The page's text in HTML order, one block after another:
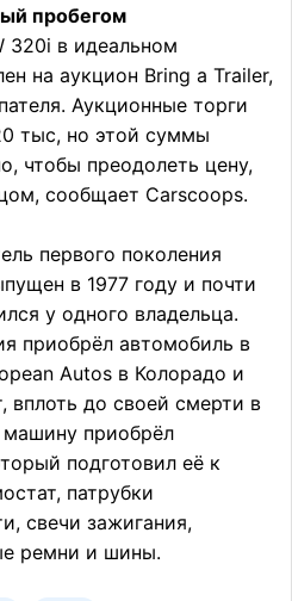
пробегом
320i в идеальном
на аукцион Bring a Trailer,
Аукционные торги
тыс, но этой суммы
чтобы преодолеть цену,
сообщает Carscoops.
первого поколения
в 1977 году и почти
у одного владельца.
приобрёл автомобиль в
Autos в Колорадо и
вплоть до своей смерти в
приобрёл
подготовил её к
патрубки
свечи зажигания,
ремни и шины.